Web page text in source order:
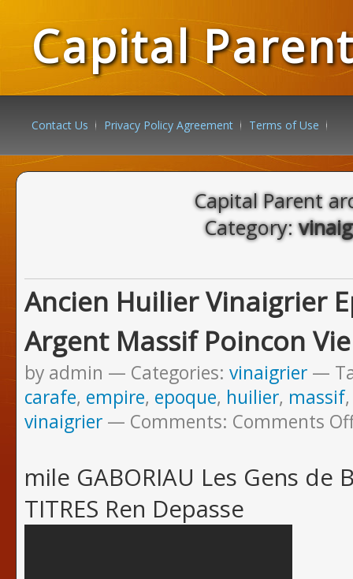
Capital
Contact Us Privacy Policy Agreement Terms of Use
Capital Parent
Category:
Ancien Huilier Vinaigrier
Argent Massif Poincon
by admin Categories: vinaigrier
carafe, empire, epoque, huilier, massif
vinaigrier
Comments: Comments
mile GABORIAU Les Gens de
TITRES Ren Depasse